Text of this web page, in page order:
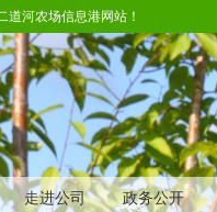
道河农场信息港网站！
走进公司 政务公开